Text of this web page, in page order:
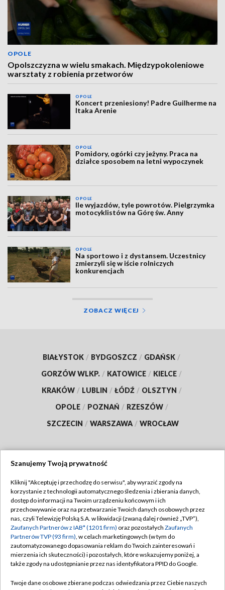
OPOLE
Opolszczyzna w wielu smakach. Międzypokoleniowe
warsztaty z robienia przetworów
OPOLE
Koncert przeniesiony! Padre Guilherme na
Itaka Arenie
OPOLE
Pomidory, ogórki czy jeżyny. Praca na
działce sposobem na letni wypoczynek
OPOLE
Ile wyjazdów, tyle powrotów. Pielgrzymka
motocyklistów na Górę św. Anny
OPOLE
Na sportowo i z dystansem. Uczestnicy
zmierzyli się w iście rolniczych
konkurencjach
ZOBACZ WIĘCEJ
BIAŁYSTOK / BYDGOSZCZ / GDAŃSK /
GORZÓW WLKP. / KATOWICE / KIELCE /
KRAKÓW / LUBLIN / ŁÓDŹ / OLSZTYN /
OPOLE / POZNAŃ / RZESZÓW /
SZCZECIN / WARSZAWA / WROCŁAW
TVP
Abonament TVP
Emisja w TVP
Centrum informacji TVP
Naziemna Telewizja Cyfrowa
Regulamin TVP
Polityka prywatności
Moje zgody
Pomoc
Szanujemy Twoją prywatność
Kliknij "Akceptuję i przechodzę do serwisu", aby wyrazić zgody na
korzystanie z technologii automatycznego śledzenia i zbierania danych,
dostęp do informacji na Twoim urządzeniu końcowym i ich
przechowywanie oraz na przetwarzanie Twoich danych osobowych przez
nas, czyli Telewizję Polską S.A. w likwidacji (zwaną dalej również „TVP”),
Zaufanych Partnerów z IAB* (1201 firm) oraz pozostałych Zaufanych
Partnerów TVP (93 firm), w celach marketingowych (w tym do
zautomatyzowanego dopasowania reklam do Twoich zainteresowań i
mierzenia ich skuteczności) i pozostałych, które wskazujemy poniżej, a
także zgody na udostępnianie przez nas identyfikatora PPID do Google.
Twoje dane osobowe zbierane podczas odwiedzania przez Ciebie naszych